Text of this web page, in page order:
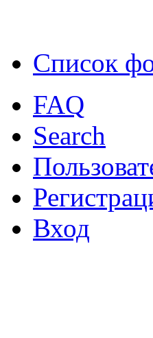
Список
FAQ
Search
Вход